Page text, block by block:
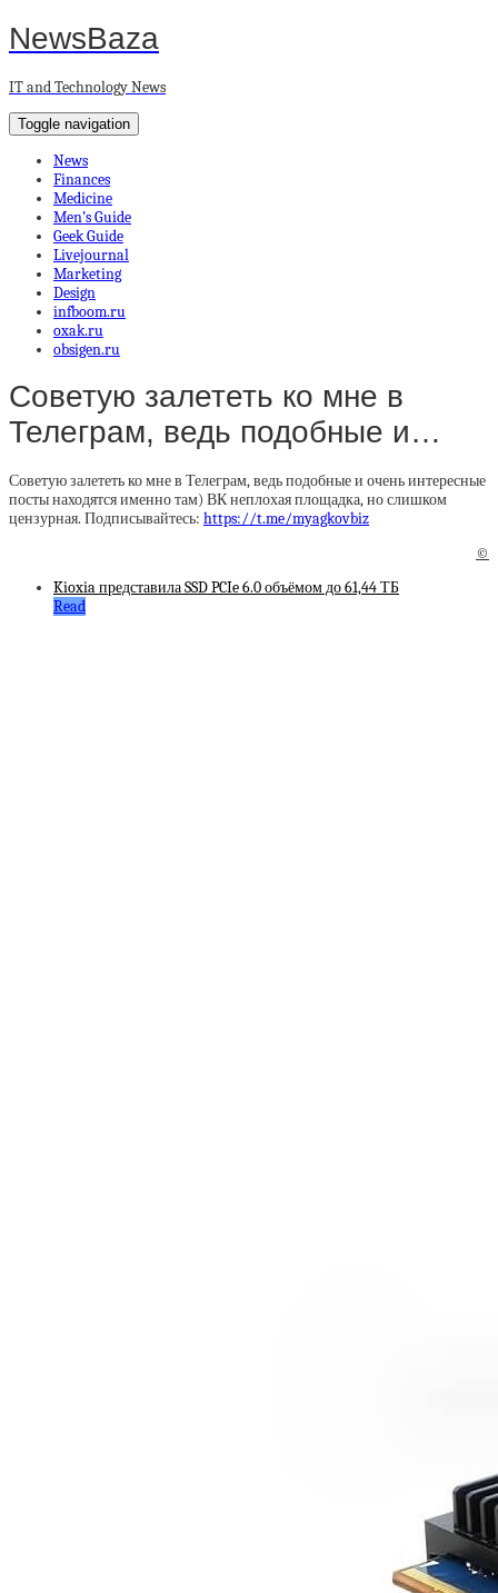
NewsBaza
IT and Technology News
Toggle navigation
News
Finances
Medicine
Men’s Guide
Geek Guide
Livejournal
Marketing
Design
infboom.ru
oxak.ru
obsigen.ru
Советую залететь ко мне в
Телеграм, ведь подобные и…
Советую залететь ко мне в Телеграм, ведь подобные и очень интересные
посты находятся именно там) ВК неплохая площадка, но слишком
цензурная. Подписывайтесь: https://t.me/myagkovbiz
©
Kioxia представила SSD PCIe 6.0 объёмом до 61,44 ТБ
Read